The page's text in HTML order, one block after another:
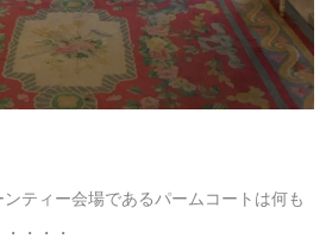
ティー会場であるパームコートは何も
・・・